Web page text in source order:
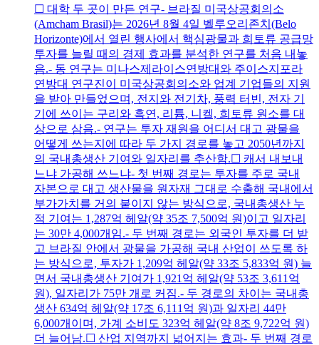
☐ 대학 두 곳이 만든 연구- 브라질 미국상공회의소
(Amcham Brasil)는 2026년 8월 4일 벨루오리존치(Belo
Horizonte)에서 열린 행사에서 핵심광물과 희토류 공급망
투자를 늘릴 때의 경제 효과를 분석한 연구를 처음 내놓
음.- 동 연구는 미나스제라이스연방대와 주이스지포라
연방대 연구진이 미국상공회의소와 업계 기업들의 지원
을 받아 만들었으며, 전지와 전기차, 풍력 터빈, 전자 기
기에 쓰이는 구리와 흑연, 리튬, 니켈, 희토류 원소를 대
상으로 삼음.- 연구는 투자 재원을 어디서 대고 광물을
어떻게 쓰는지에 따라 두 가지 경로를 놓고 2050년까지
의 국내총생산 기여와 일자리를 추산함.☐ 캐서 내보내
느냐 가공해 쓰느냐- 첫 번째 경로는 투자를 주로 국내
자본으로 대고 생산물을 원자재 그대로 수출해 국내에서
부가가치를 거의 붙이지 않는 방식으로, 국내총생산 누
적 기여는 1,287억 헤알(약 35조 7,500억 원)이고 일자리
는 30만 4,000개임.- 두 번째 경로는 외국인 투자를 더 받
고 브라질 안에서 광물을 가공해 국내 산업이 쓰도록 하
는 방식으로, 투자가 1,209억 헤알(약 33조 5,833억 원) 늘
면서 국내총생산 기여가 1,921억 헤알(약 53조 3,611억
원), 일자리가 75만 개로 커짐.- 두 경로의 차이는 국내총
생산 634억 헤알(약 17조 6,111억 원)과 일자리 44만
6,000개이며, 가계 소비도 323억 헤알(약 8조 9,722억 원)
더 늘어남.☐ 산업 지역까지 넓어지는 효과- 두 번째 경로